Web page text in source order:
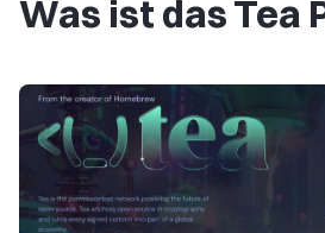
Was ist das Tea